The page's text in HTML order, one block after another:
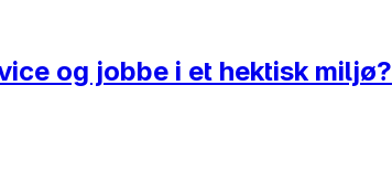
og jobbe i et hektisk miljø?